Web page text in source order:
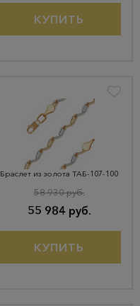
КУПИТЬ
Браслет из золота ТАБ-107-100
55 984 руб.
58 930 руб.
КУПИТЬ